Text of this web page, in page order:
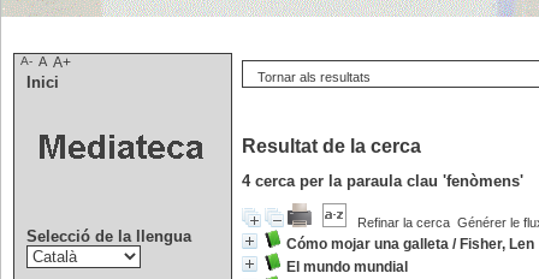
Tornar als resultats
Resultat de la cerca
4cerca per la paraula clau 'fenòmens'
Refinar la cerca Générer le
Cómo mojar una galleta / Fisher, Len
El mundo mundial
A- A A+
Inici
Selecció de la llengua